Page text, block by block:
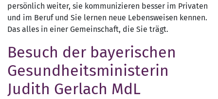
und
für
sich
lernen
persönlich weiter, sie kommunizieren besser im Privaten
und im Beruf und Sie lernen neue Lebensweisen kennen.
Das alles in einer Gemeinschaft, die Sie trägt.
Besuch der bayerischen
Gesundheitsministerin
Judith Gerlach MdL